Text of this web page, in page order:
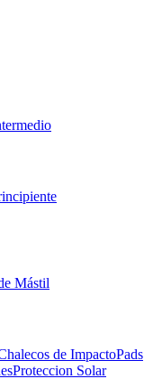
Mástil
de ImpactoPads
Proteccion Solar